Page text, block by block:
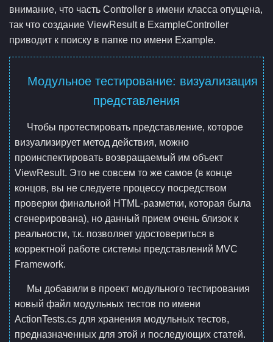
внимание, что часть Controller в имени класса опущена,
так что создание ViewResult в ExampleController
приводит к поиску в папке по имени Example.
Модульное тестирование: визуализация
представления
Чтобы протестировать представление, которое
визуализирует метод действия, можно
проинспектировать возвращаемый им объект
ViewResult. Это не совсем то же самое (в конце
концов, вы не следуете процессу посредством
проверки финальной HTML-разметки, которая была
сгенерирована), но данный прием очень близок к
реальности, т.к. позволяет удостовериться в
корректной работе системы представлений MVC
Framework.
Мы добавили в проект модульного тестирования
новый файл модульных тестов по имени
ActionTests.cs для хранения модульных тестов,
предназначенных для этой и последующих статей.